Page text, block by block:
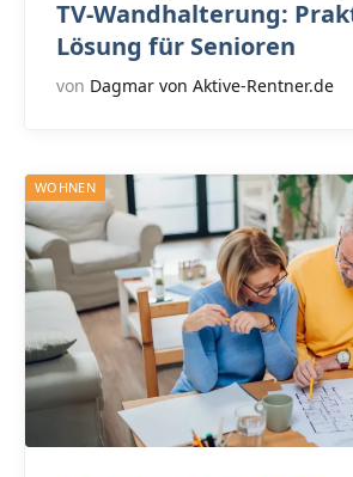
TV-Wandhalterung:
Lösung für Senioren
von Dagmar von Aktive-Rentner.de
WOHNEN